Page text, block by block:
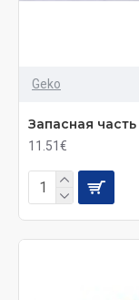
Geko
Запасная часть
11.51€